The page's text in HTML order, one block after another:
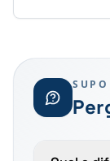
como
final.